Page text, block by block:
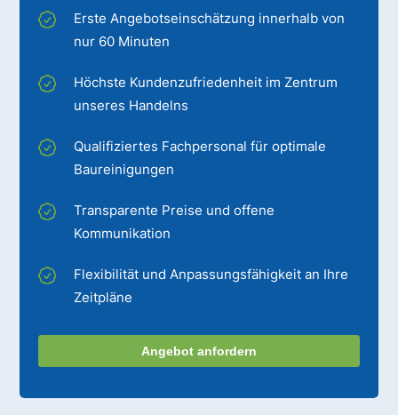
Erste Angebotseinschätzung innerhalb von
nur 60 Minuten
Höchste Kundenzufriedenheit im Zentrum
unseres Handelns
Qualifiziertes Fachpersonal für optimale
Baureinigungen
Transparente Preise und offene
Kommunikation
Flexibilität und Anpassungsfähigkeit an Ihre
Zeitpläne
Angebot anfordern